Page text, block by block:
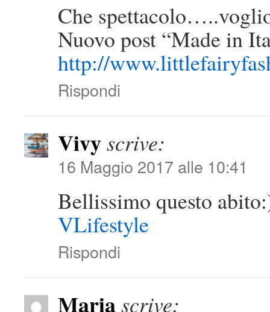
Che
Nuovo post “Made in
http://
Rispondi
Vivyscrive:
16 Maggio 2017 alle 10:41
Bellissimo questo
VLifestyle
Rispondi
Mariascrive: